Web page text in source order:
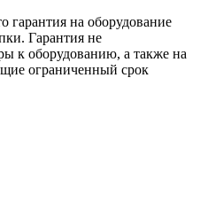
на оборудование
Гарантия не
к оборудованию, а также на
ограниченный срок